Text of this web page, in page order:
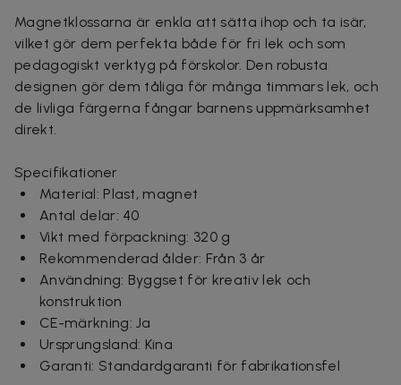
Magnetklossarna är enkla att sätta ihop och ta isär,
vilket gör dem perfekta både för fri lek och som
pedagogiskt verktyg på förskolor. Den robusta
designen gör dem tåliga för många timmars lek, och
de livliga färgerna fångar barnens uppmärksamhet
direkt.
Specifikationer
Material: Plast, magnet
Antal delar: 40
Vikt med förpackning: 320 g
Rekommenderad ålder: Från 3 år
Användning: Byggset för kreativ lek och
konstruktion
CE-märkning: Ja
Ursprungsland: Kina
Garanti: Standardgaranti för fabrikationsfel